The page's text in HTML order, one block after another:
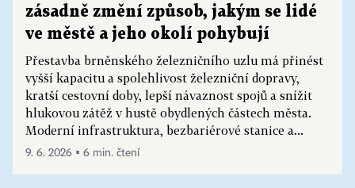
zásadně změní způsob, jakým se lidé
ve městě a jeho okolí pohybují
Přestavba brněnského železničního uzlu má přinést
vyšší kapacitu a spolehlivost železniční dopravy,
kratší cestovní doby, lepší návaznost spojů a snížit
hlukovou zátěž v hustě obydlených částech města.
Moderní infrastruktura, bezbariérové stanice a...
9. 6. 2026 ▪ 6 min. čtení